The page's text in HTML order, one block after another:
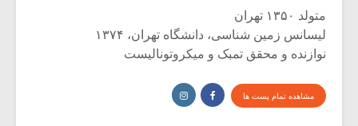
متولد ۱۳۵۰ تهران
لیسانس زمین شناسی، دانشگاه تهران، ۱۳۷۴
نوازنده و محقق تمبک و میکروتونالیست
مشاهده تمام پست ها